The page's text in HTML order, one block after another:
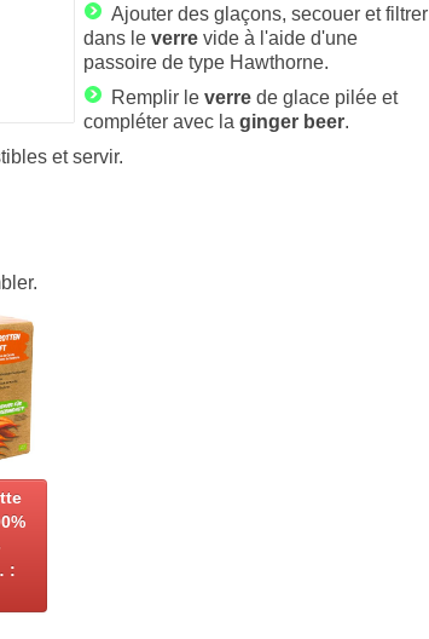
Ajouter des glaçons, secouer et filtrer
dans le verre vide à l'aide d'une
passoire de type Hawthorne.
Remplir le verre de glace pilée et
compléter avec la ginger beer.
et servir.
: